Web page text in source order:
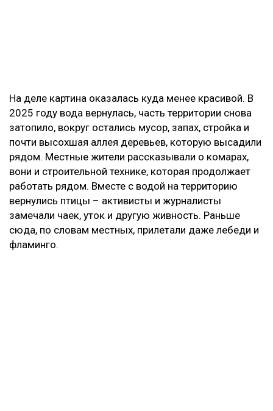
На деле картина оказалась куда менее красивой. В
2025 году вода вернулась, часть территории снова
затопило, вокруг остались мусор, запах, стройка и
почти высохшая аллея деревьев, которую высадили
рядом. Местные жители рассказывали о комарах,
вони и строительной технике, которая продолжает
работать рядом. Вместе с водой на территорию
вернулись птицы – активисты и журналисты
замечали чаек, уток и другую живность. Раньше
сюда, по словам местных, прилетали даже лебеди и
фламинго.